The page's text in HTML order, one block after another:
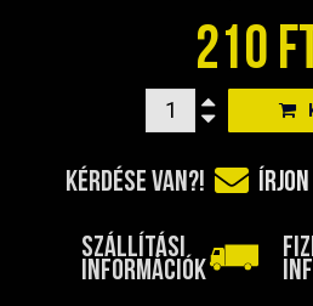
MOTORBLOKK KOMPLETT
SZERSZÁMOK
SZŰRŐK ÉS TARTOZÉKAIK
210
KÉRDÉSE VAN?! ÍRJON
SZÁLLÍTÁSI
INFORMÁCIÓK